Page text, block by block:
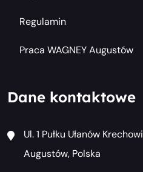
Regulamin
Praca WAGNEY Augustów
Dane kontaktowe
Ul. 1 Pułku Ułanów
Augustów, Polska